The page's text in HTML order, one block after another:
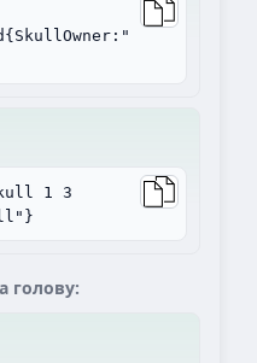
1 3
голову: